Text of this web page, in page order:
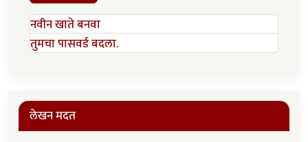
नवीन खाते बनवा
तुमचा पासवर्ड बदला.
लेखन मदत